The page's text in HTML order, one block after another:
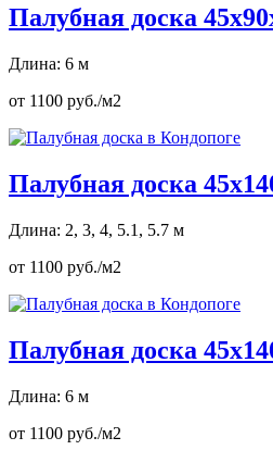
Палубная доска
Длина: 6 м
от 1100 руб./м2
Палубная доска
Длина: 2, 3, 4, 5.1, 5.7 м
от 1100 руб./м2
Палубная доска
Длина: 6 м
от 1100 руб./м2